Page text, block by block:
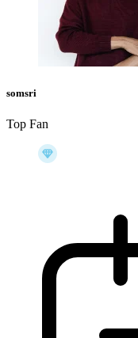
somsri
Top Fan